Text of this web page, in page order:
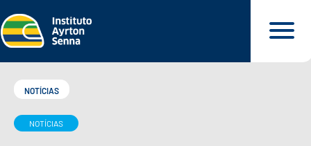
QUEM SOMOS
NOTÍCIAS
NOTÍCIAS